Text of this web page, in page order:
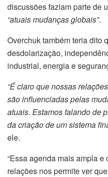
discussões faziam parte de
“atuais mudanças globais”.
Overchuk também teria dito
desdolarização,
industrial, energia e
“É claro que nossas
são influenciadas pelas
atuais. Estamos falando de
da criação de um sistema
ele.
“Essa agenda mais ampla
relações nos permite ver